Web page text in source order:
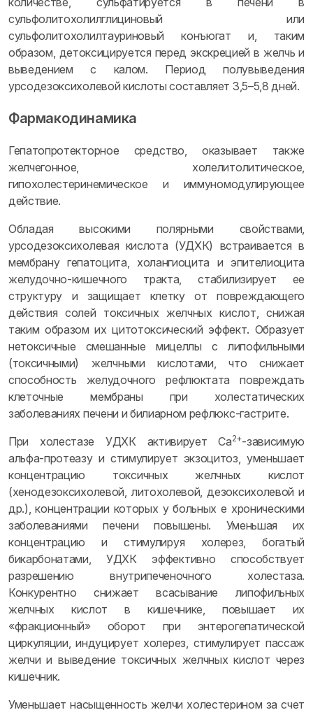
сульфолитохолилглициновый или
сульфолитохолилтауриновый конъюгат и, таким
образом, детоксицируется перед экскрецией в желчь и
выведением с калом. Период полувыведения
урсодезоксихолевой кислоты составляет 3,5–5,8 дней.
Фармакодинамика
Гепатопротекторное средство, оказывает также
желчегонное, холелитолитическое,
гипохолестеринемическое и иммуномодулирующее
действие.
Обладая высокими полярными свойствами,
урсодезоксихолевая кислота (УДХК) встраивается в
мембрану гепатоцита, холангиоцита и эпителиоцита
желудочно-кишечного тракта, стабилизирует ее
структуру и защищает клетку от повреждающего
действия солей токсичных желчных кислот, снижая
таким образом их цитотоксический эффект. Образует
нетоксичные смешанные мицеллы с липофильными
(токсичными) желчными кислотами, что снижает
способность желудочного рефлюктата повреждать
клеточные мембраны при холестатических
заболеваниях печени и билиарном рефлюкс-гастрите.
При холестазе УДХК активирует Са2+-зависимую
альфа-протеазу и стимулирует экзоцитоз, уменьшает
концентрацию токсичных желчных кислот
(хенодезоксихолевой, литохолевой, дезоксихолевой и
др.), концентрации которых у больных е хроническими
заболеваниями печени повышены. Уменьшая их
концентрацию и стимулируя холерез, богатый
бикарбонатами, УДХК эффективно способствует
разрешению внутрипеченочного холестаза.
Конкурентно снижает всасывание липофильных
желчных кислот в кишечнике, повышает их
«фракционный» оборот при энтерогепатической
циркуляции, индуцирует холерез, стимулирует пассаж
желчи и выведение токсичных желчных кислот через
кишечник.
Уменьшает насыщенность желчи холестерином за счет